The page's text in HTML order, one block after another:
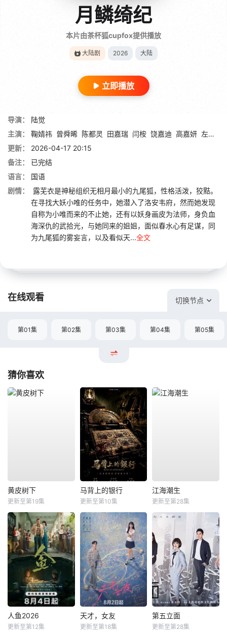
月鳞绮纪
本片由茶杯狐cupfox提供播放
大陆剧 2026 大陆
立即播放
导演：
陆觉
主演：
鞠婧祎 曾舜晞 陈都灵 田嘉瑞 闫桉 饶嘉迪 高嘉妍 左宸屹
更新：
2026-04-17 20:15
备注：
已完结
语言：
国语
剧情：
露芜衣是神秘组织无相月最小的九尾狐，性格活泼，狡黠。
在寻找大妖小唯的任务中，她潜入了洛安韦府，然而她发现
自称为小唯而来的不止她，还有以妖身画皮为法师，身负血
海深仇的武拾光，与她同来的姐姐，面似春水心有足谋，同
为九尾狐的雾妄言，以及看似天...全文
在线观看 切换节点
第01集 第02集 第03集 第04集 第05集
猜你喜欢
黄皮树下
更新至第19集
马背上的银行
更新至第10集
江海潮生
更新至第28集
人鱼2026
更新至第12集
天才，女友
更新至第18集
第五立面
更新至第28集